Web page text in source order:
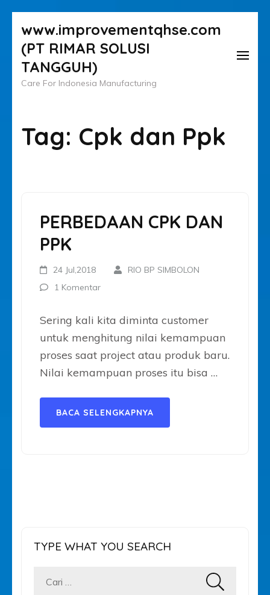
ke
konten
(Tekan
Enter)
www.improvementqhse.com
(PT RIMAR SOLUSI
TANGGUH)
Care For Indonesia Manufacturing
Tag: Cpk dan Ppk
PERBEDAAN CPK DAN
PPK
24 Jul,2018
RIO BP SIMBOLON
1 Komentar
Sering kali kita diminta customer
untuk menghitung nilai kemampuan
proses saat project atau produk baru.
Nilai kemampuan proses itu bisa …
BACA SELENGKAPNYA
TYPE WHAT YOU SEARCH
Cari